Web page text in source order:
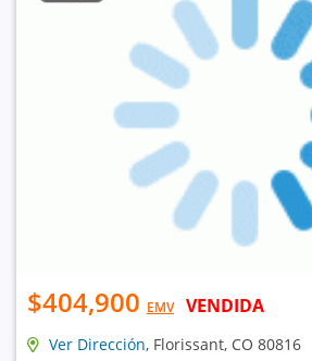
$404,900 EMV VENDIDA
Ver Dirección, Florissant, CO 80816